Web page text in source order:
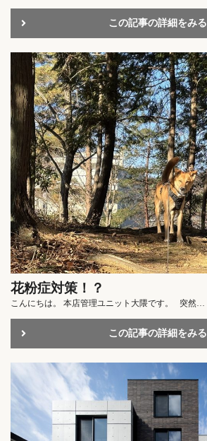
この記事の詳細をみる
花粉症対策！？
こんにちは。 本店管理ユニット大隈です。 突然…
この記事の詳細をみる